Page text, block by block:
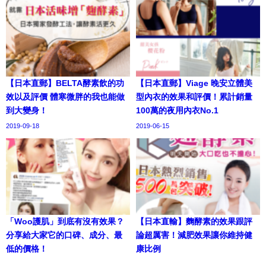
【日本直郵】BELTA酵素飲的功
效以及評價 體寒微胖的我也能做
到大變身！
2019-09-18
【日本直郵】Viage 晚安立體美
型內衣的效果和評價！累計銷量
100萬的夜用內衣No.1
2019-06-15
「Woo護肌」到底有沒有效果？
分享給大家它的口碑、成分、最
低的價格！
【日本直輸】麴酵素的效果跟評
論超厲害！減肥效果讓你維持健
康比例